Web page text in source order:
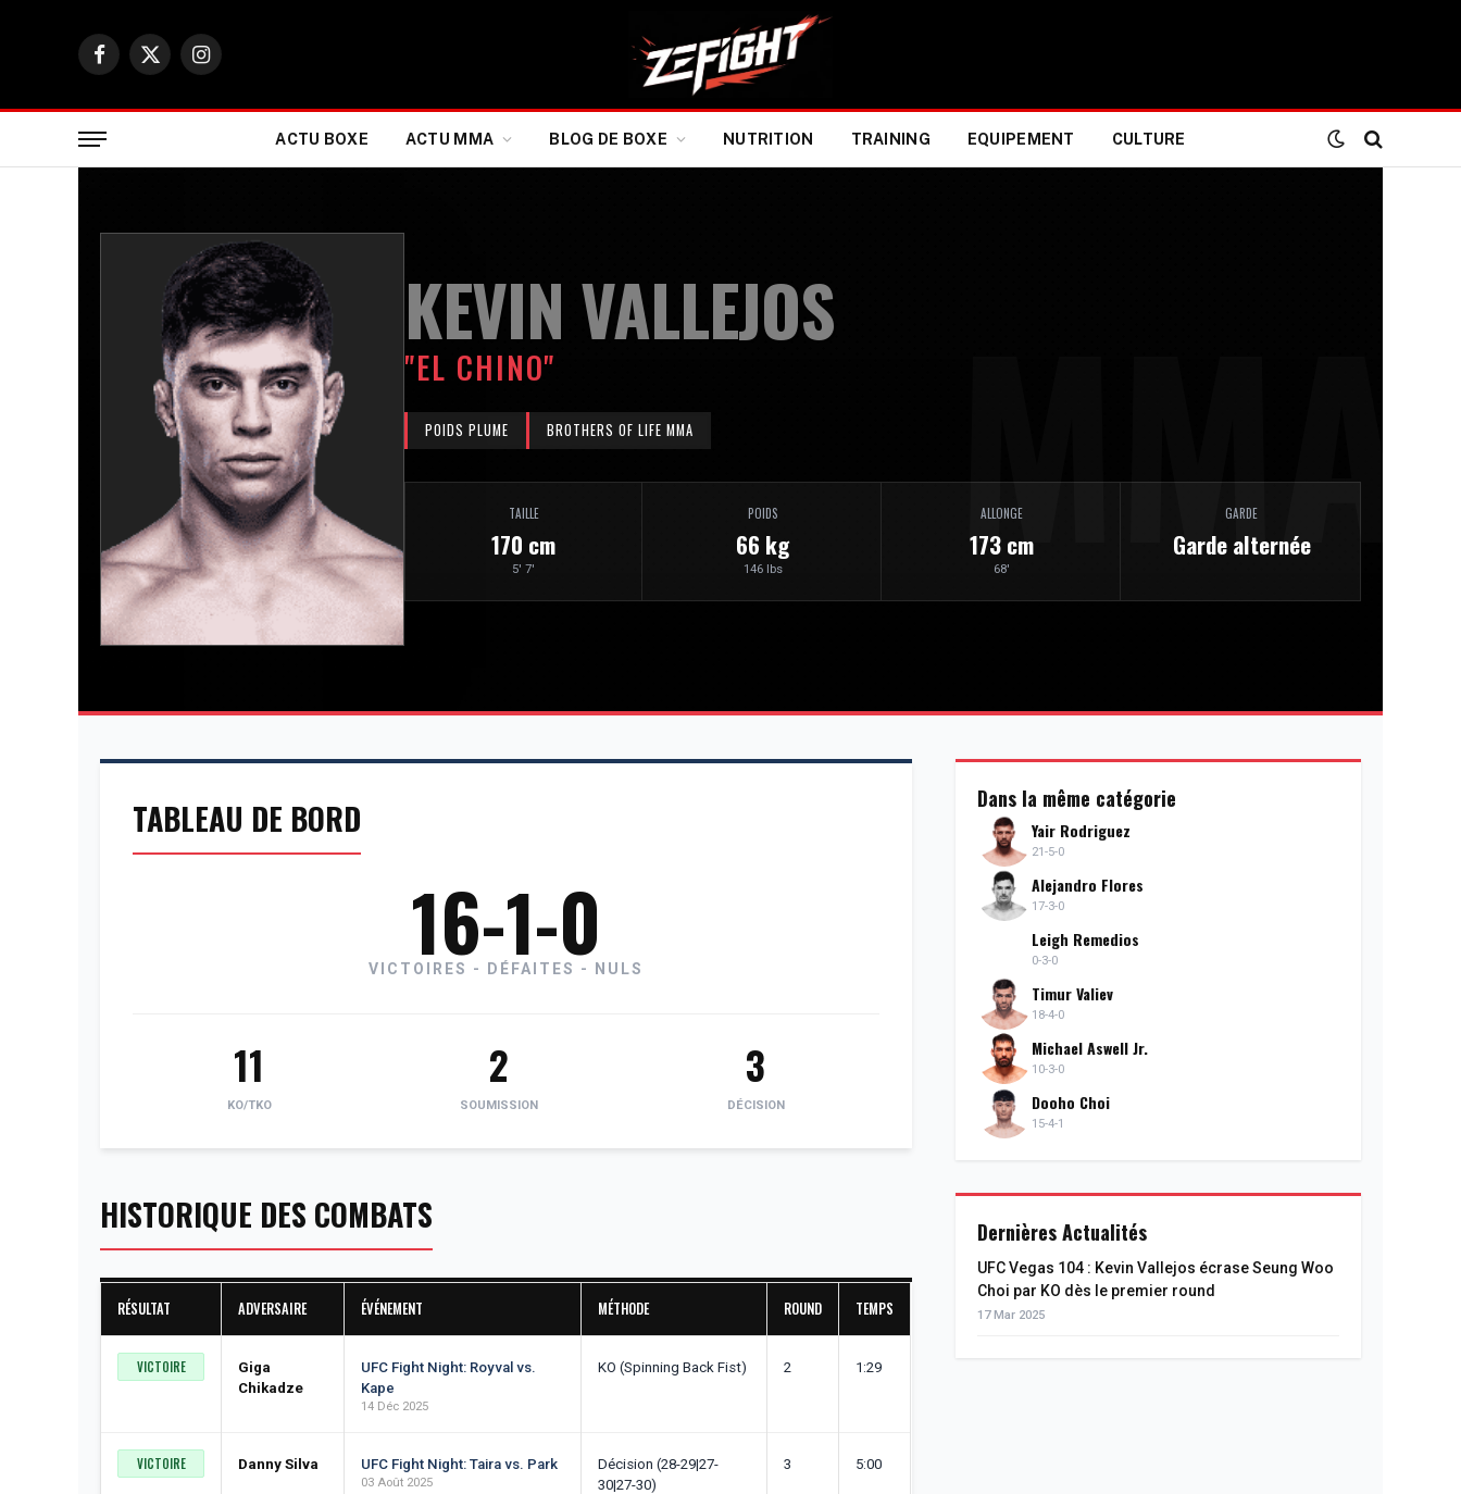
Facebook
X
Instagram
ACTU BOXE ACTU MMA BLOG DE BOXE NUTRITION TRAINING EQUIPEMENT CULTURE
KEVIN VALLEJOS
"EL CHINO"
POIDS PLUME BROTHERS OF LIFE MMA
TAILLE
170 cm
5' 7'
POIDS
66 kg
146 lbs
ALLONGE
173 cm
68'
GARDE
Garde alternée
TABLEAU DE BORD
16-1-0
VICTOIRES - DÉFAITES - NULS
11
KO/TKO
2
SOUMISSION
3
DÉCISION
HISTORIQUE DES COMBATS
RÉSULTAT ADVERSAIRE ÉVÉNEMENT MÉTHODE ROUND TEMPS
VICTOIRE
Giga
Chikadze
UFC Fight Night: Royval vs.
Kape
14 Déc 2025
KO (Spinning Back Fist) 2 1:29
VICTOIRE Danny Silva UFC Fight Night: Taira vs. Park
03 Août 2025
Décision (28-29|27-
30|27-30)
3 5:00
Dans la même catégorie
Yair Rodriguez
21-5-0
Alejandro Flores
17-3-0
Leigh Remedios
0-3-0
Timur Valiev
18-4-0
Michael Aswell Jr.
10-3-0
Dooho Choi
15-4-1
Dernières Actualités
UFC Vegas 104 : Kevin Vallejos écrase Seung Woo
Choi par KO dès le premier round
17 Mar 2025